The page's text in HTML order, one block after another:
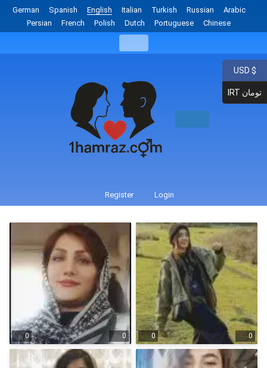
German Spanish English Italian Turkish Russian
Arabic
Persian
French Polish Dutch Portuguese Chinese
Register Login
0 0 0 0
USD $
IRT تومان